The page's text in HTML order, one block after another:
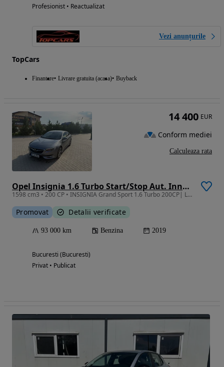
Profesionist • Reactualizat
Vezi anunțurile
TopCars
Finantare Livrare gratuita (acasa) Buyback
Opel Insignia 1.6 Turbo Start/Stop Aut. Innovation
1598 cm3 • 200 CP • INSIGNIA Grand Sport 1.6 Turbo 200CP| LED Matrix| Bose| 2019 | Benzină
Promovat Detalii verificate
93 000 km Benzina 2019
Bucuresti (Bucuresti)
Privat • Publicat
14 400 EUR
Conform mediei
Calculeaza rata